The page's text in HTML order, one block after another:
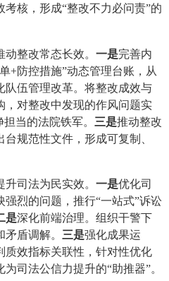
核，形成“整改不力必问责”的
整改常态长效。一是完善内
+防控措施”动态管理台账，从
队伍管理改革。将整改成效与
，对整改中发现的作风问题实
当的法院铁军。 三是推动整改
规范性文件，形成可复制、
司法为民实效。一是优化司
烈的问题，推行“一站式”诉讼
是深化前端治理。组织干警下
矛盾调解。三是强化成果运
质效指标关联性，针对性优化
司法公信力提升的“助推器”。